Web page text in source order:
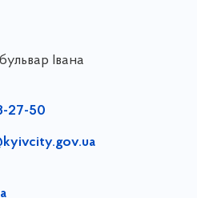
Івана
27-50